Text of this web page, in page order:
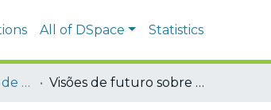
All of DSpace Statistics
Contextos críticos y de emergencia: COVID-19 Visões de futuro sobre a universidade pública brasileira no pós-pandemia: repensando o seu papel na sociedade.